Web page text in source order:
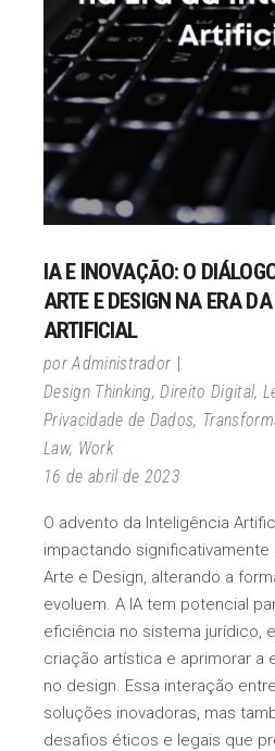
IA E INOVAÇÃO: O
ARTE E DESIGN NA ERA
ARTIFICIAL
porAdministrador
Design Thinking,Direito Digital,
Privacidade de Dados,
Law, Work
16 de abril de 2023
O advento da Inteligência
impactando
Arte e Design, alterando a
evoluem. A IA tem potencial
eficiência no sistema jurídico,
criação artística e aprimorar a
no design. Essa interação
soluções inovadoras, mas
desafios éticos e legais que